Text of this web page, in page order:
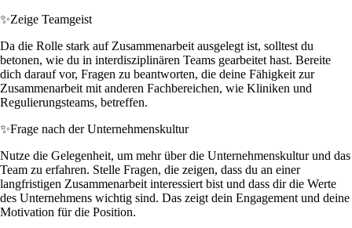
✨Zeige Teamgeist
Da die Rolle stark auf Zusammenarbeit ausgelegt ist, solltest du
betonen, wie du in interdisziplinären Teams gearbeitet hast. Bereite
dich darauf vor, Fragen zu beantworten, die deine Fähigkeit zur
Zusammenarbeit mit anderen Fachbereichen, wie Kliniken und
Regulierungsteams, betreffen.
✨Frage nach der Unternehmenskultur
Nutze die Gelegenheit, um mehr über die Unternehmenskultur und das
Team zu erfahren. Stelle Fragen, die zeigen, dass du an einer
langfristigen Zusammenarbeit interessiert bist und dass dir die Werte
des Unternehmens wichtig sind. Das zeigt dein Engagement und deine
Motivation für die Position.